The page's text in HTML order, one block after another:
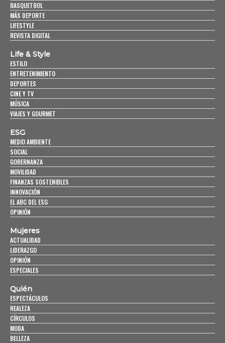
BASQUETBOL
MÁS DEPORTE
LIFESTYLE
REVISTA DIGITAL
Life & Style
ESTILO
ENTRETENIMIENTO
DEPORTES
CINE Y TV
MÚSICA
VIAJES Y GOURMET
ESG
MEDIO AMBIENTE
SOCIAL
GOBERNANZA
MOVILIDAD
FINANZAS SOSTENIBLES
INNOVACIÓN
EL ABC DEL ESG
OPINIÓN
Mujeres
ACTUALIDAD
LIDERAZGO
OPINIÓN
ESPECIALES
Quién
ESPECTÁCULOS
REALEZA
CÍRCULOS
MODA
BELLEZA